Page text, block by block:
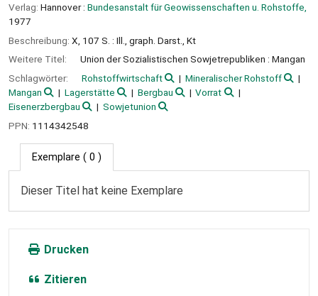
Verlag: Hannover : Bundesanstalt für Geowissenschaften u. Rohstoffe,
1977
Beschreibung: X, 107 S. : Ill., graph. Darst., Kt
Weitere Titel:
Union der Sozialistischen Sowjetrepubliken : Mangan
Schlagwörter:
Rohstoffwirtschaft
Mineralischer Rohstoff
Mangan
Lagerstätte Bergbau
Vorrat
Eisenerzbergbau
Sowjetunion
PPN: 1114342548
Exemplare ( 0 )
Dieser Titel hat keine Exemplare
Drucken
Zitieren